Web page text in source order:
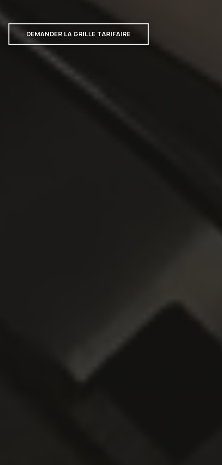
DEMANDER LA GRILLE TARIFAIRE